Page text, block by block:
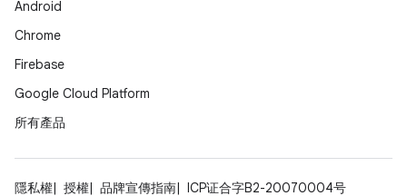
Android
Chrome
Firebase
Google Cloud Platform
所有產品
隱私權 授權 品牌宣傳指南
ICP证合字B2-20070004号